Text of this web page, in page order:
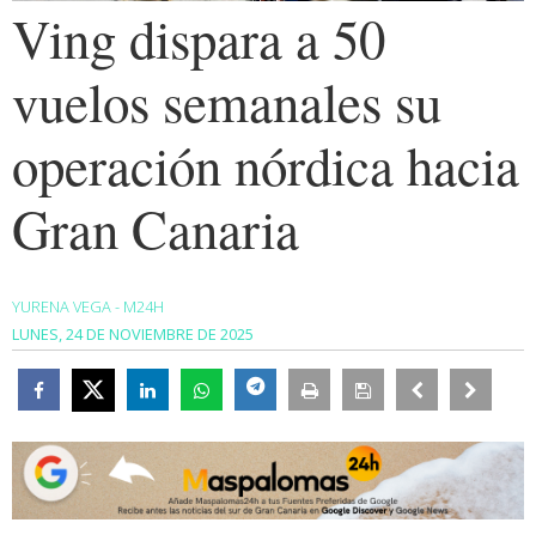
Ving dispara a 50
vuelos semanales su
operación nórdica hacia
Gran Canaria
YURENA VEGA - M24H
LUNES, 24 DE NOVIEMBRE DE 2025